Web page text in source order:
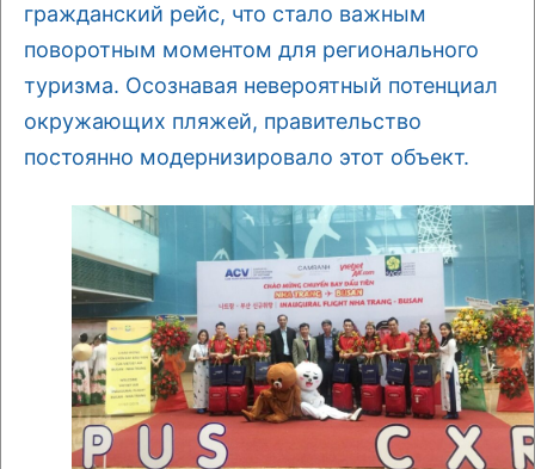
гражданский рейс, что стало важным
поворотным моментом для регионального
туризма. Осознавая невероятный потенциал
окружающих пляжей, правительство
постоянно модернизировало этот объект.